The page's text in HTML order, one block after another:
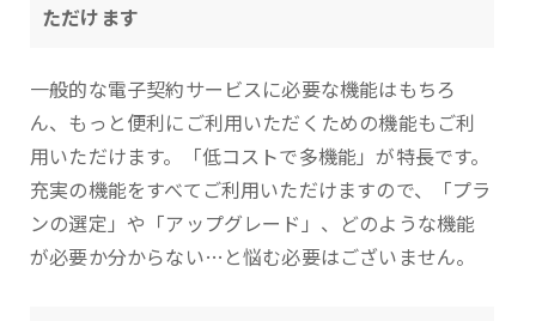
ただけます
一般的な電子契約サービスに必要な機能はもちろ
ん、もっと便利にご利用いただくための機能もご利
用いただけます。「低コストで多機能」が特長です。
充実の機能をすべてご利用いただけますので、「プラ
ンの選定」や「アップグレード」、どのような機能
が必要か分からない…と悩む必要はございません。